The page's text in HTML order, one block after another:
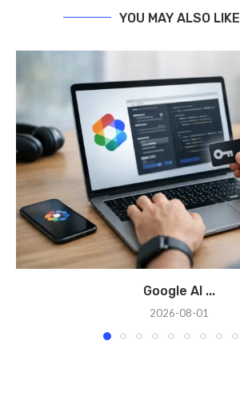
YOU MAY ALSO LIKE
Google AI ...
2026-08-01